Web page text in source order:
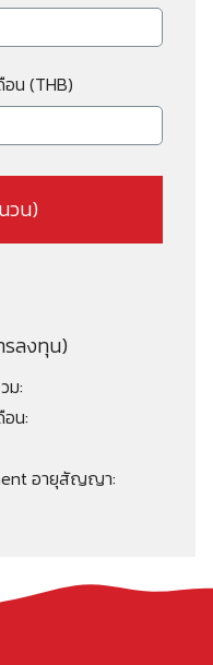
น (THB)
วน)
รลงทุน)
ม:
น:
อายุสัญญา: